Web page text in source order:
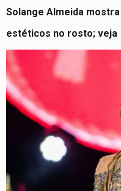
Solange Almeida
estéticos no rosto; veja